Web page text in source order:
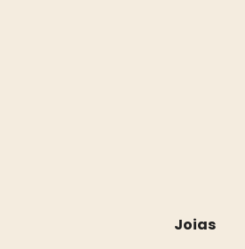
Joias